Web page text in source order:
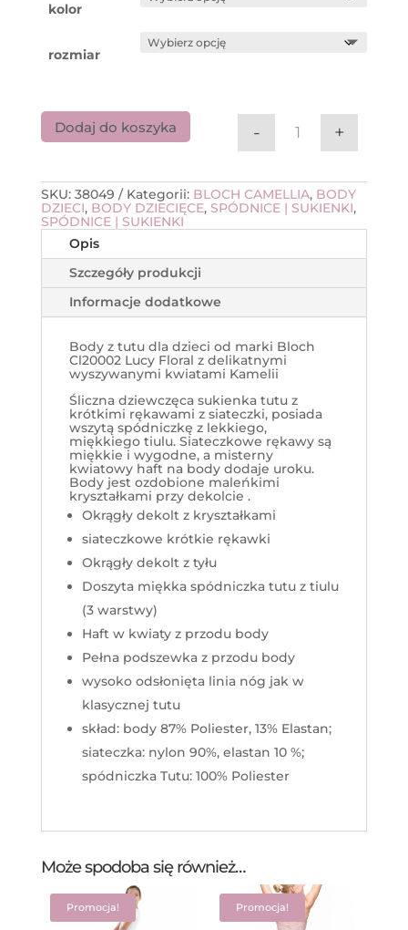
kolor
rozmiar
ilość Body ze
- +
Dodaj do koszyka
SKU: 38049 Kategorii: BLOCH CAMELLIA, BODY
DZIECI, BODY DZIECIĘCE, SPÓDNICE | SUKIENKI,
SPÓDNICE | SUKIENKI
Opis
Szczegóły produkcji
Informacje dodatkowe
Body z tutu dla dzieci od marki Bloch
Cl20002 Lucy Floral z delikatnymi
wyszywanymi kwiatami Kamelii
Śliczna dziewczęca sukienka tutu z
krótkimi rękawami z siateczki, posiada
wszytą spódniczkę z lekkiego,
miękkiego tiulu. Siateczkowe rękawy są
miękkie i wygodne, a misterny
kwiatowy haft na body dodaje uroku.
Body jest ozdobione maleńkimi
kryształkami przy dekolcie .
Okrągły dekolt z kryształkami
siateczkowe krótkie rękawki
Okrągły dekolt z tyłu
Doszyta miękka spódniczka tutu z tiulu
(3 warstwy)
Haft w kwiaty z przodu body
Pełna podszewka z przodu body
wysoko odsłonięta linia nóg jak w
klasycznej tutu
skład: body 87% Poliester, 13% Elastan;
siateczka: nylon 90%, elastan 10 %;
spódniczka Tutu: 100% Poliester
Może spodoba się również…
Promocja! Promocja!